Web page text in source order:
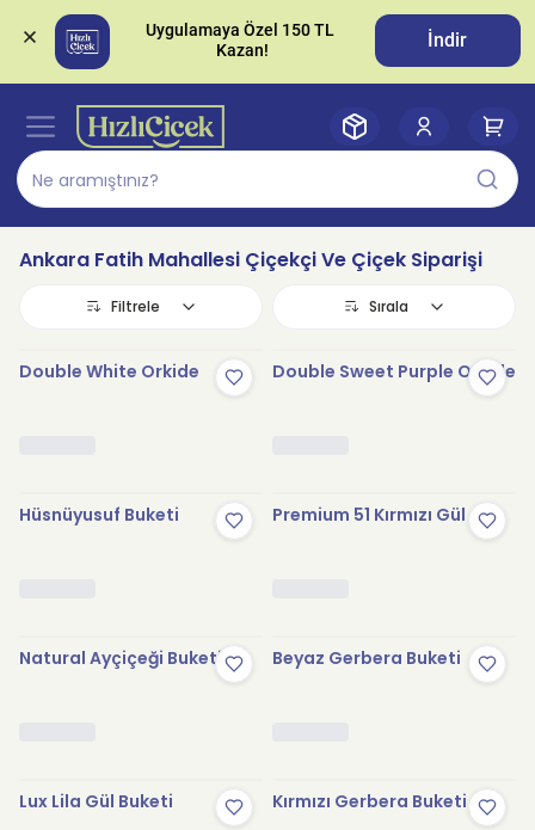
Uygulamaya Özel 150 TL
İndir
Ankara Fatih Mahallesi Çiçekçi Ve Çiçek Siparişi
Filtrele Sırala
Double White Orkide Double Sweet Purple Orkide
Hüsnüyusuf Buketi Premium 51 Kırmızı Gül
Natural Ayçiçeği Buketi Beyaz Gerbera Buketi
Lux Lila Gül Buketi Kırmızı Gerbera Buketi